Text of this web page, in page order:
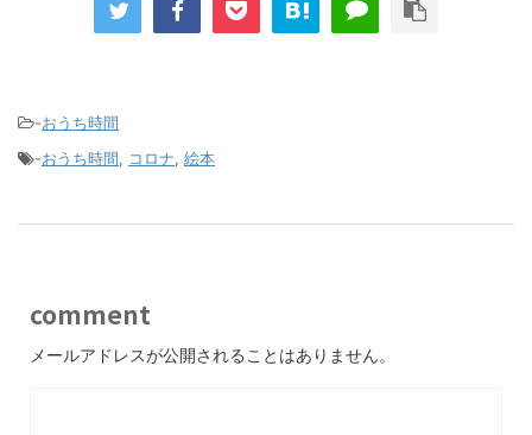
-おうち時間
-おうち時間, コロナ, 絵本
comment
メールアドレスが公開されることはありません。